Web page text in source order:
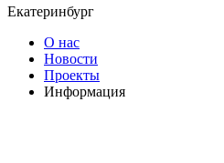
Екатеринбург
О нас
Новости
Проекты
Информация